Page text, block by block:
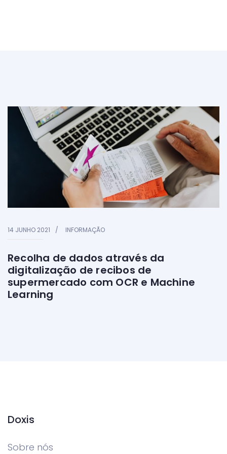
14 JUNHO 2021 INFORMAÇÃO
Recolha de dados através da
digitalização de recibos de
supermercado com OCR e Machine
Learning
Doxis
Sobre nós